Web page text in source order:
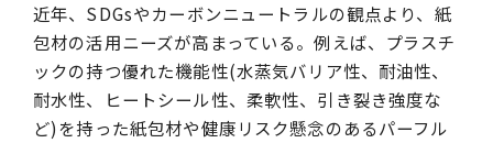
近年、SDGsやカーボンニュートラルの観点より、紙
包材の活用ニーズが高まっている。例えば、プラスチ
ックの持つ優れた機能性(水蒸気バリア性、耐油性、
耐水性、ヒートシール性、柔軟性、引き裂き強度な
ど)を持った紙包材や健康リスク懸念のあるパーフル